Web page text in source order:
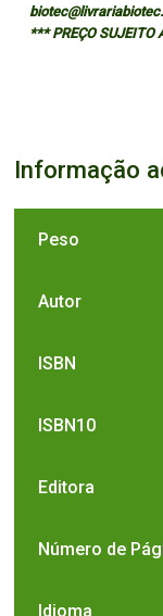
*** PREÇO SUJEITO
Informação
Peso
Autor
ISBN
ISBN10
Editora
Número de
Idioma